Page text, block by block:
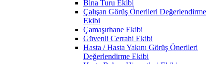
Bina Turu Ekibi
Çalışan Görüş Önerileri Değerlendirme
Ekibi
Çamaşırhane Ekibi
Güvenli Cerrahi Ekibi
Hasta / Hasta Yakını Görüş Önerileri
Değerlendirme Ekibi